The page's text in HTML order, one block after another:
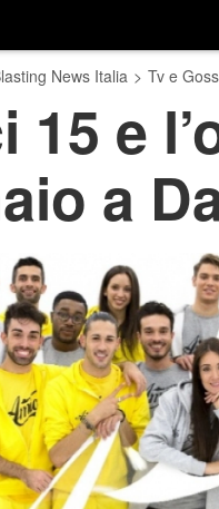
News Italia > Tv e
15 e
a